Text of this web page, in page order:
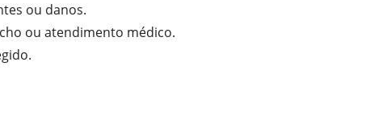
ou danos.
ou atendimento médico.